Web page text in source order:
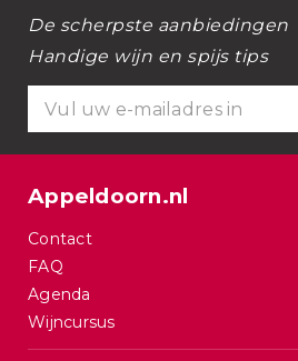
De scherpste aanbiedingen
Handige wijn en spijs tips
Appeldoorn.nl
Contact
FAQ
Agenda
Wijncursus